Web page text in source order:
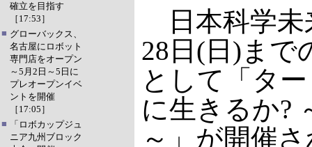
確立を目指す
［17:53］
■ グローバックス、
名古屋にロボット
専門店をオープン
～5月2日～5日に
プレオープンイベ
ントを開催
［17:05］
■
「ロボカップジュ
ニア九州ブロック
日本科学未
28日(日)まで
として「タ
に生きるか?
～」が開催